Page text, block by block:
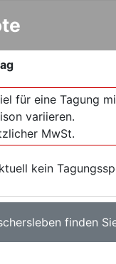
für eine Tagung
variieren.
MwSt.
kein
finden